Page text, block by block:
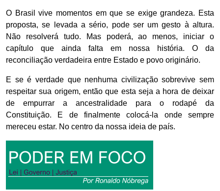
O Brasil vive momentos em que se exige grandeza. Esta
proposta, se levada a sério, pode ser um gesto à altura.
Não resolverá tudo. Mas poderá, ao menos, iniciar o
capítulo que ainda falta em nossa história. O da
reconciliação verdadeira entre Estado e povo originário.
E se é verdade que nenhuma civilização sobrevive sem
respeitar sua origem, então que esta seja a hora de deixar
de empurrar a ancestralidade para o rodapé da
Constituição. E de finalmente colocá-la onde sempre
mereceu estar. No centro da nossa ideia de país.